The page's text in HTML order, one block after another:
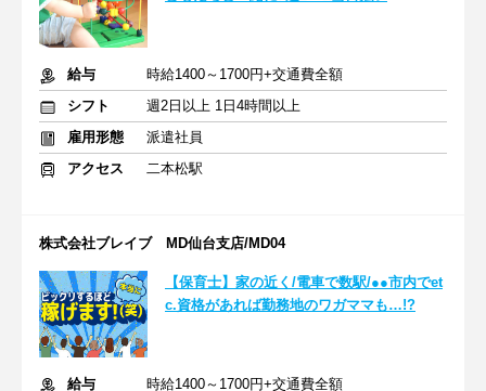
給与
時給1400～1700円+交通費全額
シフト
週2日以上 1日4時間以上
雇用形態
派遣社員
アクセス
二本松駅
株式会社ブレイブ MD仙台支店/MD04
【保育士】家の近く/電車で数駅/●●市内でet
c.資格があれば勤務地のワガママも…!?
給与 時給1400～1700円+交通費全額